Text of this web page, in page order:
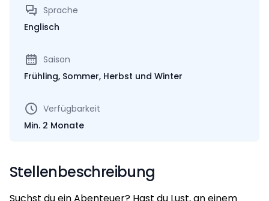
Sprache
Englisch
Saison
Frühling, Sommer, Herbst und Winter
Verfügbarkeit
Min. 2 Monate
Stellenbeschreibung
Suchst du ein Abenteuer? Hast du Lust, an einem